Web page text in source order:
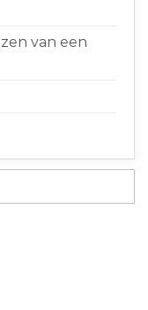
van een